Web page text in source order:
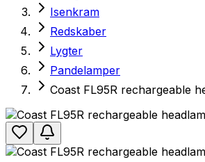
Isenkram
Redskaber
Lygter
Pandelamper
Coast FL95R rechargeable